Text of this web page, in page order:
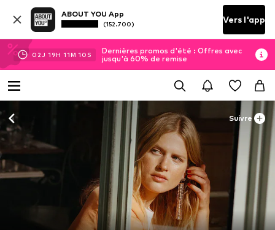
ABOUT YOU App
(152.700) Vers l'app
02J 19H 11M 09 S
Dernières promos d'été : Offres avec
jusqu'à 60% de remise
Suivre